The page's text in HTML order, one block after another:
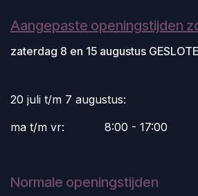
Aangepaste openingstijden
zaterdag 8 en 15 augustus
20 juli t/m 7 augustus:
ma t/m vr:
​8:00 - 17:00
Normale openingstijden